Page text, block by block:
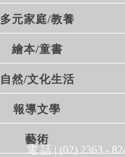
多元家庭/教養
繪本/童書
自然/文化生活
報導文學
藝術
電 話 | (02) 2363 -